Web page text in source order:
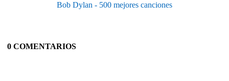
Bob Dylan - 500 mejores canciones
0 COMENTARIOS